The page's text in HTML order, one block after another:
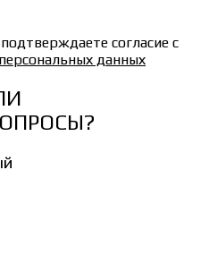
согласие с
данных